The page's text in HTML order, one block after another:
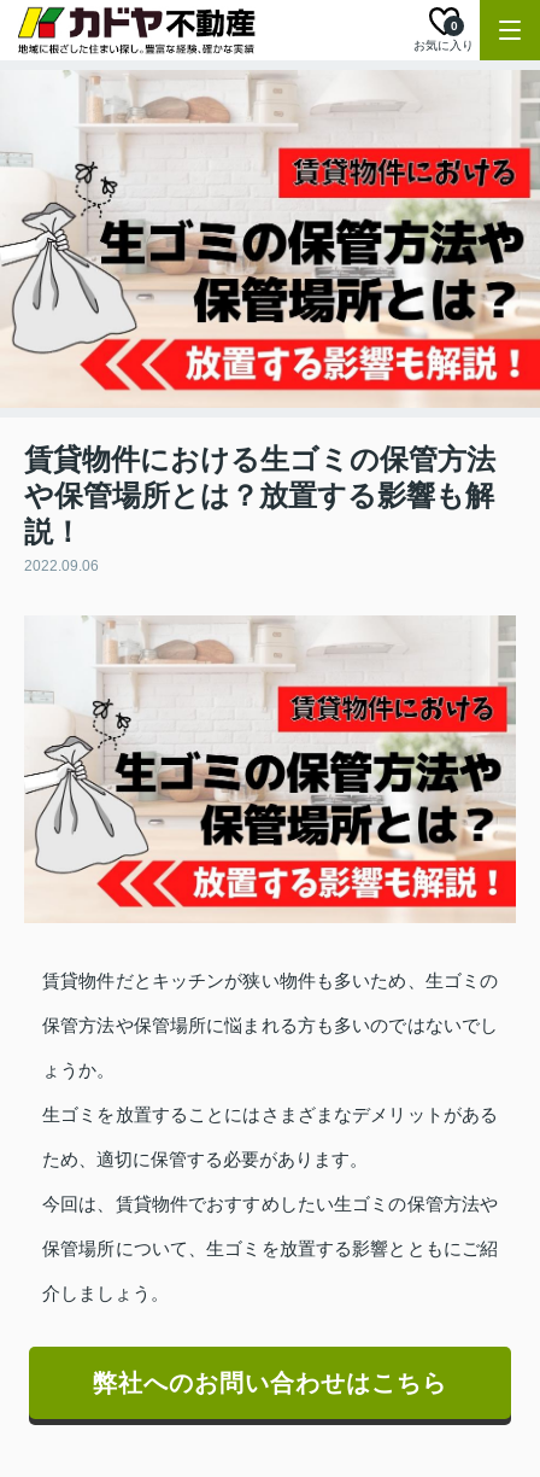
お気に入り
0
賃貸物件における生ゴミの保管方法
や保管場所とは？放置する影響も解
説！
2022.09.06
賃貸物件だとキッチンが狭い物件も多いため、生ゴミの
保管方法や保管場所に悩まれる方も多いのではないでし
ょうか。
生ゴミを放置することにはさまざまなデメリットがある
ため、適切に保管する必要があります。
今回は、賃貸物件でおすすめしたい生ゴミの保管方法や
保管場所について、生ゴミを放置する影響とともにご紹
介しましょう。
弊社へのお問い合わせはこちら